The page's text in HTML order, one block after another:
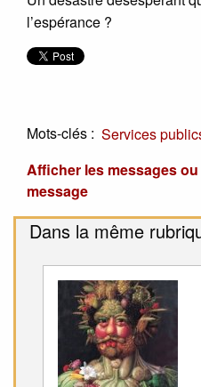
l’espérance ?
Mots-clés : Services
Afficher les messages
message
Dans la même